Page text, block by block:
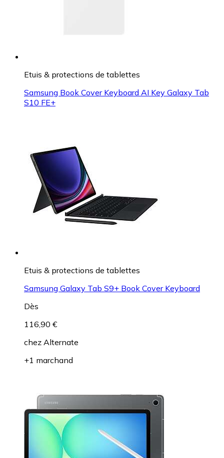
Etuis & protections de tablettes
Samsung Book Cover Keyboard AI Key Galaxy Tab
S10 FE+
Etuis & protections de tablettes
Samsung Galaxy Tab S9+ Book Cover Keyboard
Dès
116,90 €
chez Alternate
+1 marchand